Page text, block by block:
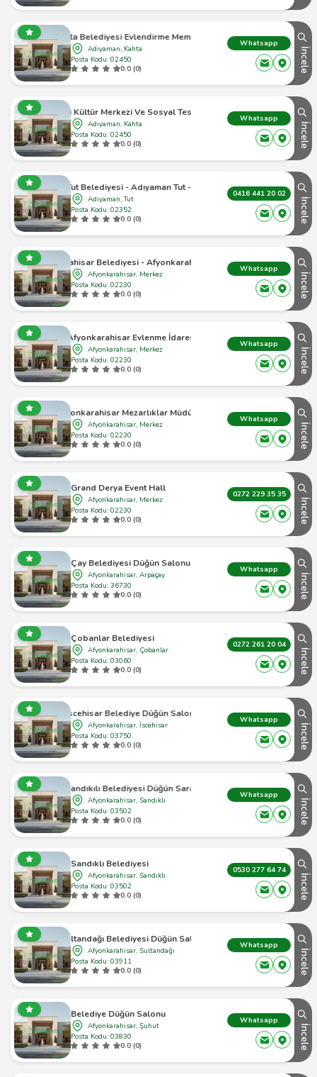
Kahta Belediyesi Evlendirme Memurlugu
Adıyaman, Kahta
Posta Kodu: 02450
0.0 (0)
Whatsapp
İncele
Merkezi Ve Sosyal Tesisi, Evlendirme Memurluğu
Adıyaman, Kahta
Posta Kodu: 02450
0.0 (0)
Whatsapp
İncele
Tut Belediyesi - Adıyaman Tut - 1
Adıyaman, Tut
Posta Kodu: 02352
0.0 (0)
0416 441 20 02
İncele
Belediyesi - Afyonkarahisar Merkez - 1
Afyonkarahisar, Merkez
Posta Kodu: 02230
0.0 (0)
Whatsapp
İncele
Afyonkarahisar Evlenme İdaresi
Afyonkarahisar, Merkez
Posta Kodu: 02230
0.0 (0)
Whatsapp
İncele
Afyonkarahisar Mezarlıklar Müdürlüğü
Afyonkarahisar, Merkez
Posta Kodu: 02230
0.0 (0)
Whatsapp
İncele
Grand Derya Event Hall
Afyonkarahisar, Merkez
Posta Kodu: 02230
0.0 (0)
0272 229 35 35
İncele
Çay Belediyesi Düğün Salonu
Afyonkarahisar, Arpaçay
Posta Kodu: 36730
0.0 (0)
Whatsapp
İncele
Çobanlar Belediyesi
Afyonkarahisar, Çobanlar
Posta Kodu: 03060
0.0 (0)
0272 261 20 04
İncele
İscehisar Belediye Düğün Salonu
Afyonkarahisar, İscehisar
Posta Kodu: 03750
0.0 (0)
Whatsapp
İncele
Sandıkılı Belediyesi Düğün Sarayı
Afyonkarahisar, Sandıklı
Posta Kodu: 03502
0.0 (0)
Whatsapp
İncele
Sandıklı Belediyesi
Afyonkarahisar, Sandıklı
Posta Kodu: 03502
0.0 (0)
0530 277 64 74
İncele
Sultandağı Belediyesi Düğün Salonu
Afyonkarahisar, Sultandağı
Posta Kodu: 03911
0.0 (0)
Whatsapp
İncele
Belediye Düğün Salonu
Afyonkarahisar, Şuhut
Posta Kodu: 03830
0.0 (0)
Whatsapp
İncele